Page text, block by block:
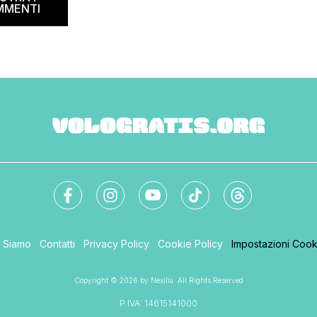
Siamo Contatti Privacy Policy Cookie Policy Impostazioni
Copyright © 2026 by Nexilia. All Rights Reserved
P.IVA: 14615141000